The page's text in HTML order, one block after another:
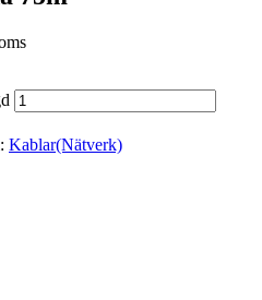
Kablar(Nätverk)